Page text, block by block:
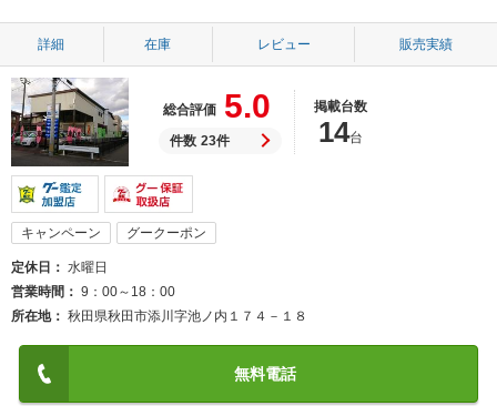
詳細 在庫 レビュー 販売実績
総合評価 5.0
件数 23件
掲載台数
14台
キャンペーン グークーポン
定休日
水曜日
営業時間
9：00～18：00
所在地
秋田県秋田市添川字池ノ内１７４－１８
無料電話